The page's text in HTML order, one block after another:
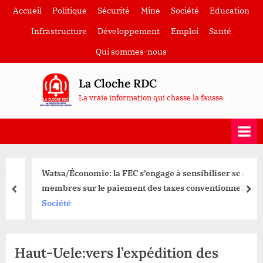
SkipAccueil Politique Sécurité Mine Société
Education
Infrastructure
Développement Emploi
Santé
Qui sommes-nous
La Cloche RDC
La vraie information qui chasse la fausse
Watsa/Économie: la FEC s’engage à sensibiliser ses
membres sur le paiement des taxes conventionnelles
Société
prev
Haut-Uele:vers l’expédition des